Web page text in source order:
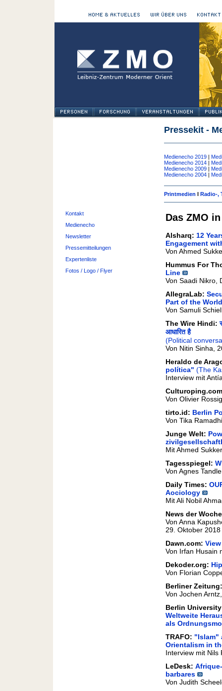
Pressekit -
Medienecho 2019 |
Medienecho 2014 |
Medienecho 2009 |
Medienecho 2004 |
Printmedien l Radio-,
Kontakt
Medienecho
Newsletter
Pressemitteilungen
Expertenliste
Fotos / Logo / Flyer
Das ZMO
Alsharq: 12
Engagement
Von Ahmed
Hummus For
Line
Von Saadi Nikro,
AllegraLab:
Part of the World
Von Samuli
The Wire Hindi:
आधारित है
(Political
Von Nitin Sinha,
Heraldo de
política" (The
Interview mit
Von Olivier
tirto.id: Berlin
Von Tika
Junge Welt:
Mit Ahmed
Tagesspiegel:
Von Agnes
Daily Times:
Aociology
Mit Ali Nobil
News der
Von Anna
29. Oktober 2018
Dawn.com:
Von Irfan Husain
Dekoder.org:
Von Florian
Berliner Zeitung:
Von Jochen
Berlin
Weltweite
als
TRAFO: "Islam"
Orientalism in
Interview mit Nils
LeDesk:
barbares
Von Judith